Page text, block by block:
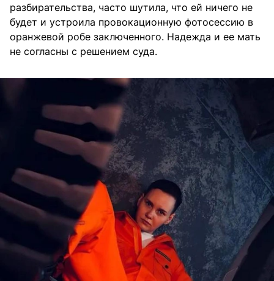
разбирательства, часто шутила, что ей ничего не
будет и устроила провокационную фотосессию в
оранжевой робе заключенного. Надежда и ее мать
не согласны с решением суда.